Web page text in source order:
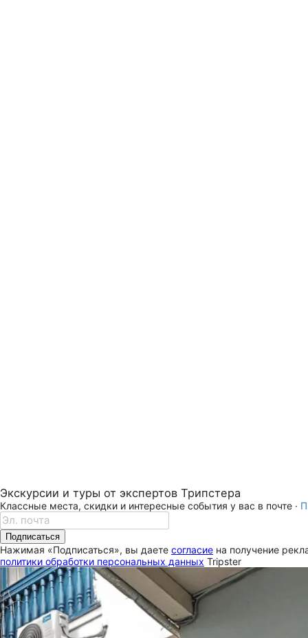
Экскурсии и туры от экспертов Трипстера
Классные места, скидки и интересные события у вас в почте ·
Подписаться
Нажимая «Подписаться», вы даете согласие на получение
политики обработки персональных данных Tripster